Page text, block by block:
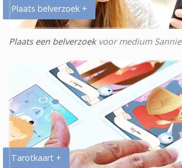
Plaats belverzoek +
Plaats een belverzoekvoor medium Sannie
Tarotkaart +